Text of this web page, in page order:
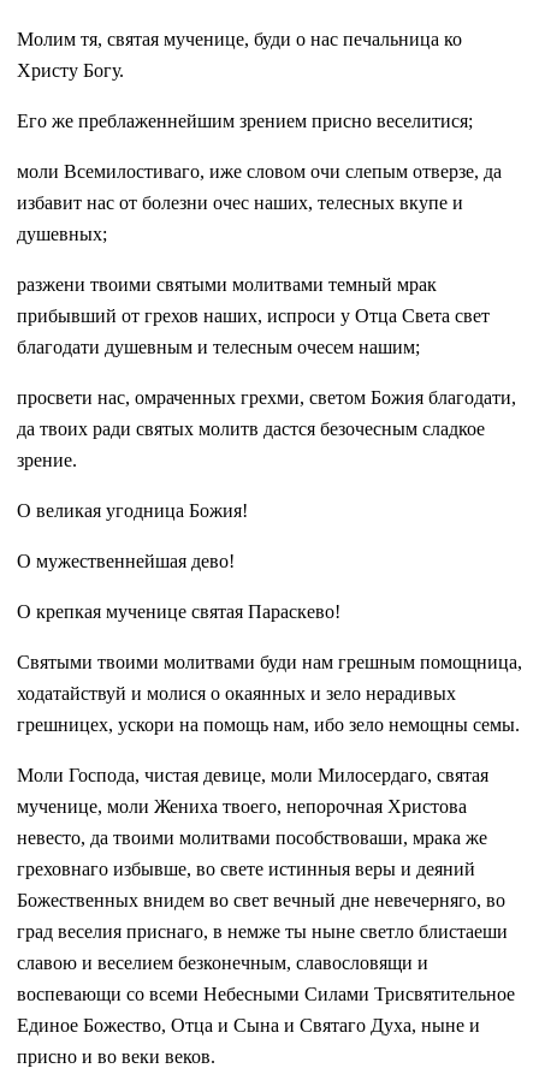
Молим тя, святая мученице, буди о нас печальница ко
Христу Богу.
Его же преблаженнейшим зрением присно веселитися;
моли Всемилостиваго, иже словом очи слепым отверзе, да
избавит нас от болезни очес наших, телесных вкупе и
душевных;
разжени твоими святыми молитвами темный мрак
прибывший от грехов наших, испроси у Отца Света свет
благодати душевным и телесным очесем нашим;
просвети нас, омраченных грехми, светом Божия благодати,
да твоих ради святых молитв дастся безочесным сладкое
зрение.
О великая угодница Божия!
О мужественнейшая дево!
О крепкая мученице святая Параскево!
Святыми твоими молитвами буди нам грешным помощница,
ходатайствуй и молися о окаянных и зело нерадивых
грешницех, ускори на помощь нам, ибо зело немощны семы.
Моли Господа, чистая девице, моли Милосердаго, святая
мученице, моли Жениха твоего, непорочная Христова
невесто, да твоими молитвами пособствоваши, мрака же
греховнаго избывше, во свете истинныя веры и деяний
Божественных внидем во свет вечный дне невечерняго, во
град веселия приснаго, в немже ты ныне светло блистаеши
славою и веселием безконечным, славословящи и
воспевающи со всеми Небесными Силами Трисвятительное
Единое Божество, Отца и Сына и Святаго Духа, ныне и
присно и во веки веков.